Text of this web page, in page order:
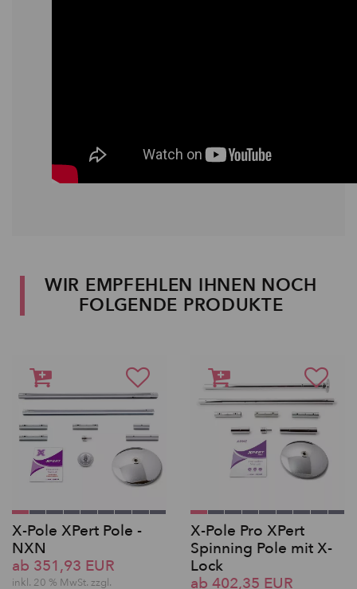
WIR EMPFEHLEN IHNEN NOCH
FOLGENDE PRODUKTE
X-Pole XPert Pole -
NXN
ab 351,93 EUR
inkl. 20 % MwSt. zzgl.
X-Pole Pro XPert
Spinning Pole mit X-
Lock
ab 402,35 EUR